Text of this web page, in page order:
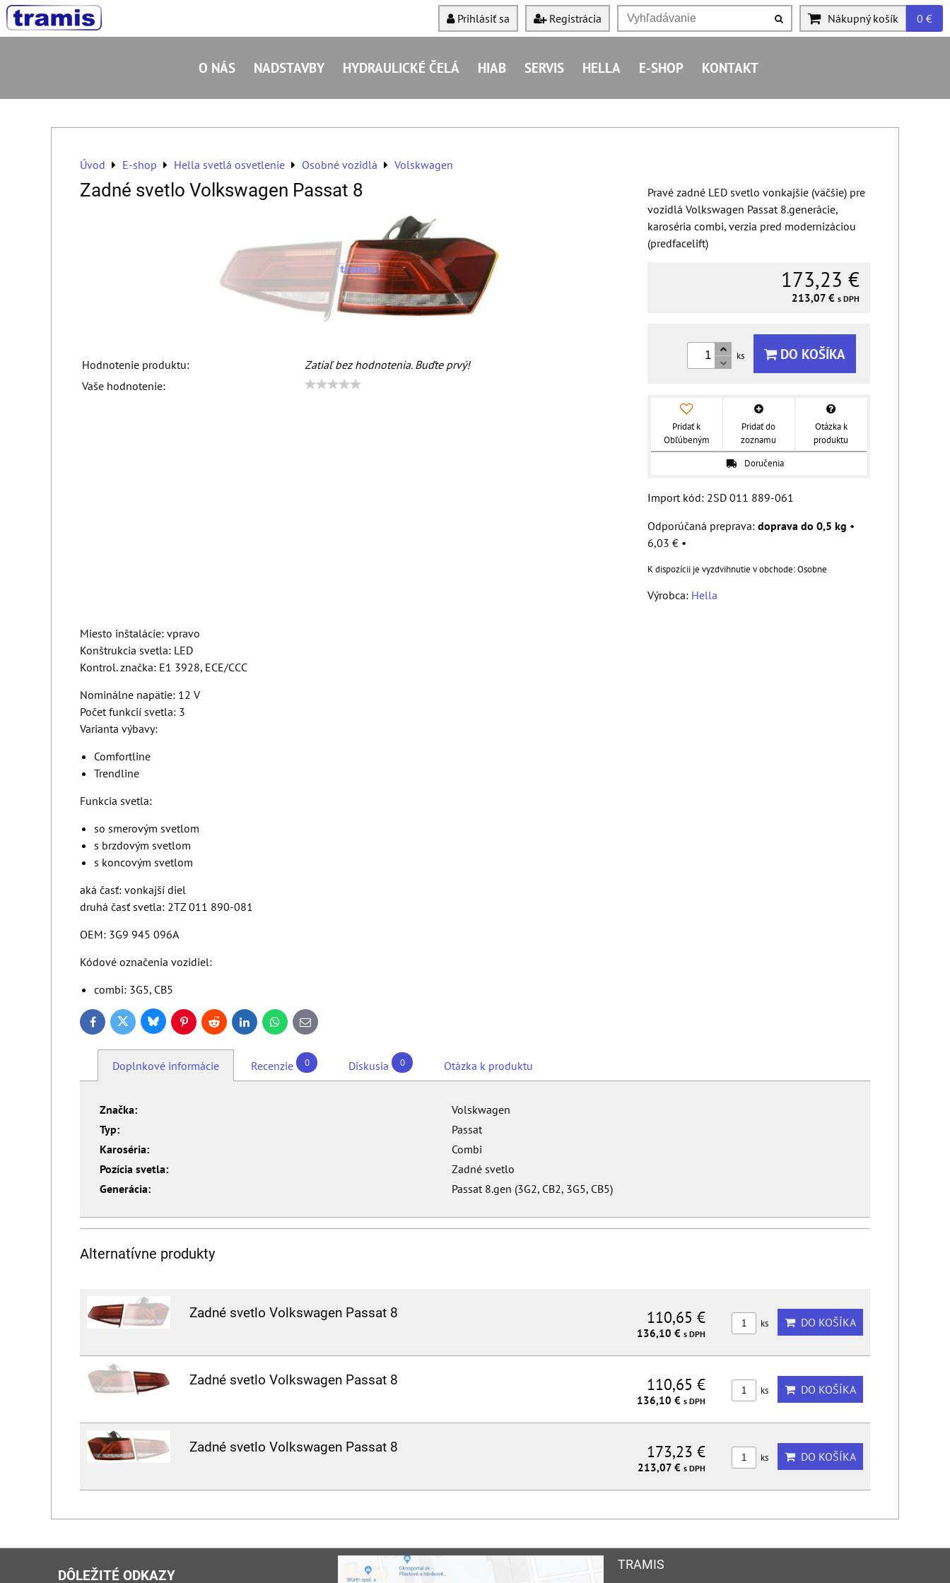
Prihlásiť sa Registrácia Nákupný košík 0 €
O NÁS NADSTAVBY HYDRAULICKÉ ČELÁ HIAB SERVIS HELLA E-SHOP KONTAKT
Úvod E-shop Hella svetlá osvetlenie Osobné vozidlá Volskwagen
Zadné svetlo Volkswagen Passat 8
Hodnotenie produktu:
Zatiaľ bez hodnotenia. Buďte prvý!
Vaše hodnotenie:
Pravé zadné LED svetlo vonkajšie (väčšie) pre
vozidlá Volkswagen Passat 8.generácie,
karoséria combi, verzia pred modernizáciou
(predfacelift)
173,23 €
213,07 € s DPH
ks DO KOŠÍKA
Pridať k
Obľúbeným
Pridať do
zoznamu
Otázka k
produktu
Doručenia
Import kód: 2SD 011 889-061
doprava do 0,5 kg •
6,03 € •
Osobne
Výrobca: Hella
Miesto inštalácie: vpravo
Konštrukcia svetla: LED
Kontrol. značka: E1 3928, ECE/CCC
Nominálne napätie: 12 V
Počet funkcií svetla: 3
Varianta výbavy:
Comfortline
Trendline
Funkcia svetla:
so smerovým svetlom
s brzdovým svetlom
s koncovým svetlom
aká časť: vonkajší diel
druhá časť svetla: 2TZ 011 890-081
OEM: 3G9 945 096A
Kódové označenia vozidiel:
combi: 3G5, CB5
FacebookTwitter BlueskyPinterestReddit LinkedInWhatsApp
E-
mail
Doplnkové informácie Recenzie 0 Diskusia 0 Otázka k produktu
Značka:
Volskwagen
Typ:
Passat
Karoséria:
Combi
Pozícia svetla:
Zadné svetlo
Generácia:
Passat 8.gen (3G2, CB2, 3G5, CB5)
Alternatívne produkty
Zadné svetlo Volkswagen Passat 8 110,65 €
136,10 € s DPH
ks DO KOŠÍKA
Zadné svetlo Volkswagen Passat 8 110,65 €
136,10 € s DPH
ks DO KOŠÍKA
Zadné svetlo Volkswagen Passat 8 173,23 €
213,07 € s DPH
ks DO KOŠÍKA
DÔLEŽITÉ ODKAZY
TRAMIS